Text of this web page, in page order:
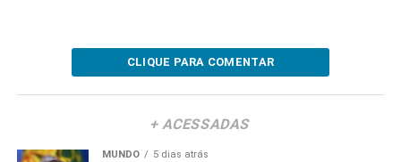
CLIQUE PARA COMENTAR
+ ACESSADAS
MUNDO 5 dias atrás